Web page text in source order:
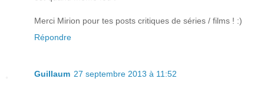
Merci Mirion pour tes posts critiques de séries / films ! :)
Répondre
Guillaum 27 septembre 2013 à 11:52